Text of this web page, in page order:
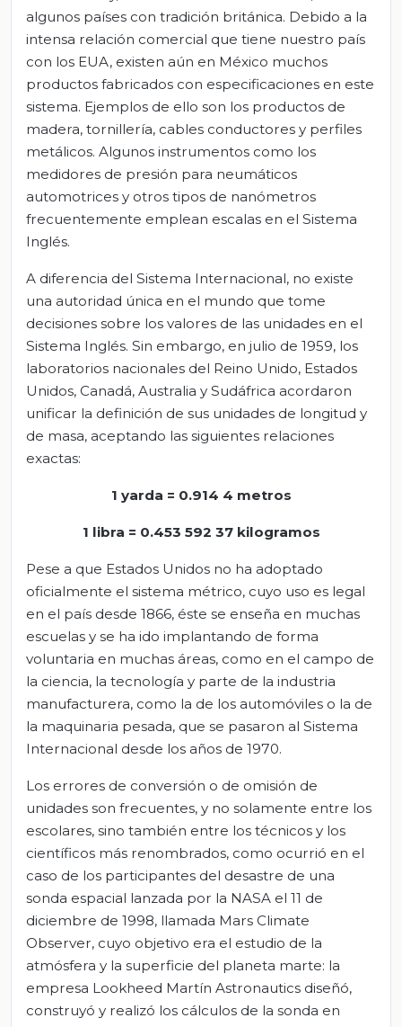
algunos países con tradición británica. Debido a la
intensa relación comercial que tiene nuestro país
con los EUA, existen aún en México muchos
productos fabricados con especificaciones en este
sistema. Ejemplos de ello son los productos de
madera, tornillería, cables conductores y perfiles
metálicos. Algunos instrumentos como los
medidores de presión para neumáticos
automotrices y otros tipos de nanómetros
frecuentemente emplean escalas en el Sistema
Inglés.
A diferencia del Sistema Internacional, no existe
una autoridad única en el mundo que tome
decisiones sobre los valores de las unidades en el
Sistema Inglés. Sin embargo, en julio de 1959, los
laboratorios nacionales del Reino Unido, Estados
Unidos, Canadá, Australia y Sudáfrica acordaron
unificar la definición de sus unidades de longitud y
de masa, aceptando las siguientes relaciones
exactas:
1 yarda = 0.914 4 metros
1 libra = 0.453 592 37 kilogramos
Pese a que Estados Unidos no ha adoptado
oficialmente el sistema métrico, cuyo uso es legal
en el país desde 1866, éste se enseña en muchas
escuelas y se ha ido implantando de forma
voluntaria en muchas áreas, como en el campo de
la ciencia, la tecnología y parte de la industria
manufacturera, como la de los automóviles o la de
la maquinaria pesada, que se pasaron al Sistema
Internacional desde los años de 1970.
Los errores de conversión o de omisión de
unidades son frecuentes, y no solamente entre los
escolares, sino también entre los técnicos y los
científicos más renombrados, como ocurrió en el
caso de los participantes del desastre de una
sonda espacial lanzada por la NASA el 11 de
diciembre de 1998, llamada Mars Climate
Observer, cuyo objetivo era el estudio de la
atmósfera y la superficie del planeta marte: la
empresa Lookheed Martín Astronautics diseñó,
construyó y realizó los cálculos de la sonda en